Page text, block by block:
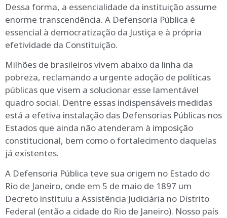
Dessa forma, a essencialidade da instituição assume
enorme transcendência. A Defensoria Pública é
essencial à democratização da Justiça e à própria
efetividade da Constituição.
Milhões de brasileiros vivem abaixo da linha da
pobreza, reclamando a urgente adoção de políticas
públicas que visem a solucionar esse lamentável
quadro social. Dentre essas indispensáveis medidas
está a efetiva instalação das Defensorias Públicas nos
Estados que ainda não atenderam à imposição
constitucional, bem como o fortalecimento daquelas
já existentes.
A Defensoria Pública teve sua origem no Estado do
Rio de Janeiro, onde em 5 de maio de 1897 um
Decreto instituiu a Assistência Judiciária no Distrito
Federal (então a cidade do Rio de Janeiro). Nosso país